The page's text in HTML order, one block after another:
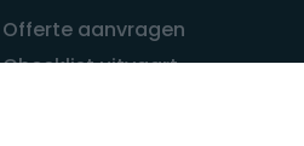
Offerte aanvragen
Checklist uitvaart